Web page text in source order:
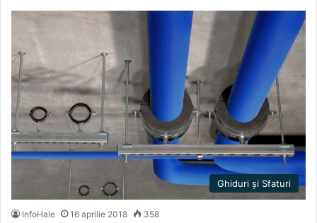
Ghiduri și Sfaturi
InfoHale 16 aprilie 2018 358